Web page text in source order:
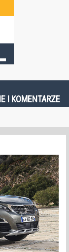
I KOMENTARZE